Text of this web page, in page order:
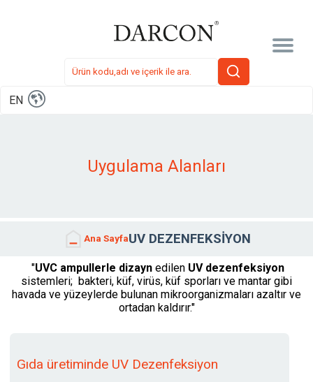
EN
Uygulama Alanları
Ana SayfaUV DEZENFEKSİYON
"UVC ampullerle dizayn edilen UV dezenfeksiyon
sistemleri; bakteri, küf, virüs, küf sporları ve mantar gibi
havada ve yüzeylerde bulunan mikroorganizmaları azaltır ve
ortadan kaldırır."
Gıda üretiminde UV Dezenfeksiyon